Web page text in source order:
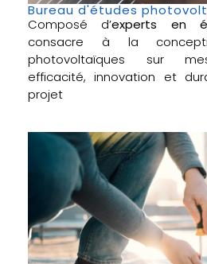
Bureau d'études
Composé d’experts en
consacre à la
photovoltaïques sur
efficacité, innovation et
projet